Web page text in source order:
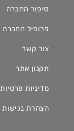
סיפור החברה
פרופיל החברה
צור קשר
תקנון אתר
מדיניות פרטיות
הצהרת נגישות